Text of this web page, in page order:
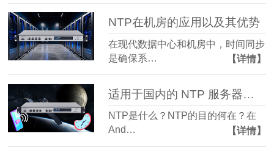
NTP在机房的应用以及其优势
在现代数据中心和机房中，时间同步
是确保系…
【详情】
适用于国内的 NTP 服务器地址，可用于时间同步或 Android 加速 GPS 定位
NTP是什么？NTP的目的何在？在
And…
【详情】